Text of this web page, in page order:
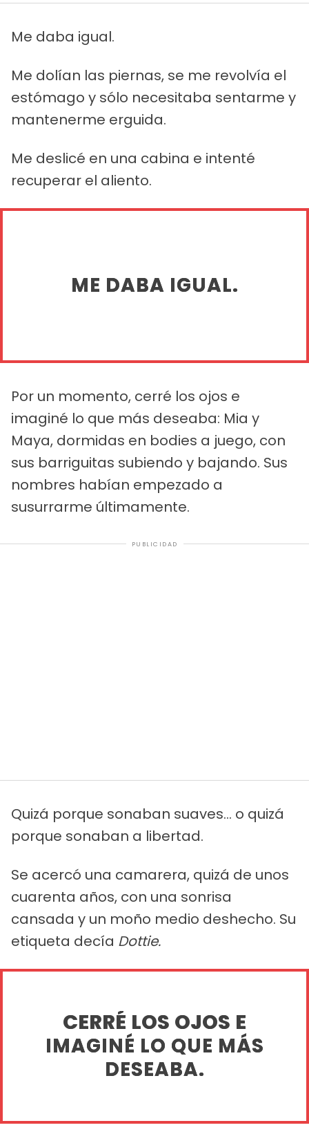
Me daba igual.
Me dolían las piernas, se me revolvía el
estómago y sólo necesitaba sentarme y
mantenerme erguida.
Me deslicé en una cabina e intenté
recuperar el aliento.
ME DABA IGUAL.
Por un momento, cerré los ojos e
imaginé lo que más deseaba: Mia y
Maya, dormidas en bodies a juego, con
sus barriguitas subiendo y bajando. Sus
nombres habían empezado a
susurrarme últimamente.
PUBLICIDAD
Quizá porque sonaban suaves... o quizá
porque sonaban a libertad.
Se acercó una camarera, quizá de unos
cuarenta años, con una sonrisa
cansada y un moño medio deshecho. Su
etiqueta decía Dottie.
CERRÉ LOS OJOS E
IMAGINÉ LO QUE MÁS
DESEABA.